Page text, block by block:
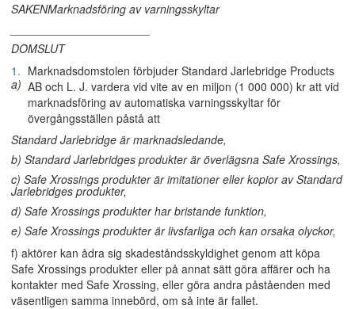
SAKENMarknadsföring av varningsskyltar
DOMSLUT
1. Marknadsdomstolen förbjuder Standard Jarlebridge Products
AB och L. J. vardera vid vite av en miljon (1 000 000) kr att vid
marknadsföring av automatiska varningsskyltar för
övergångsställen påstå att
a)
Standard Jarlebridge är marknadsledande,
b) Standard Jarlebridges produkter är överlägsna Safe Xrossings,
c) Safe Xrossings produkter är imitationer eller kopior av Standard
Jarlebridges produkter,
d) Safe Xrossings produkter har bristande funktion,
e) Safe Xrossings produkter är livsfarliga och kan orsaka olyckor,
f) aktörer kan ådra sig skadeståndsskyldighet genom att köpa
Safe Xrossings produkter eller på annat sätt göra affärer och ha
kontakter med Safe Xrossing, eller göra andra påståenden med
väsentligen samma innebörd, om så inte är fallet.